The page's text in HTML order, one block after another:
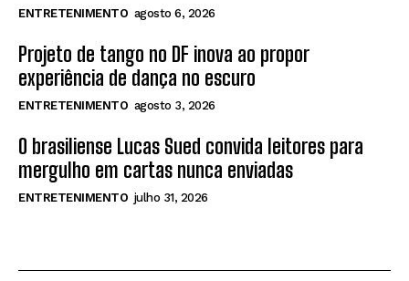
ENTRETENIMENTO agosto 6, 2026
Projeto de tango no DF inova ao propor
experiência de dança no escuro
ENTRETENIMENTO agosto 3, 2026
O brasiliense Lucas Sued convida leitores para
mergulho em cartas nunca enviadas
ENTRETENIMENTO julho 31, 2026